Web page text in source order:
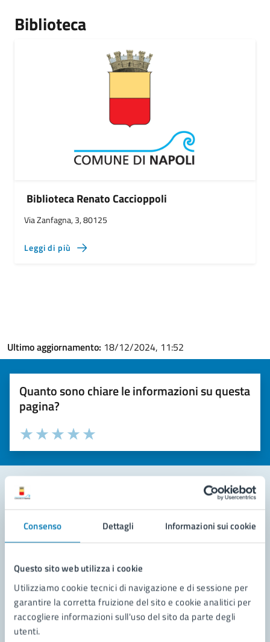
Consenso Dettagli Informazioni sui cookie
Questo sito web utilizza i cookie
Utilizziamo cookie tecnici di navigazione e di sessione per
garantire la corretta fruizione del sito e cookie analitici per
raccogliere informazioni sull'uso del sito da parte degli
utenti.
Biblioteca
Biblioteca Renato Caccioppoli
Via Zanfagna, 3, 80125
Leggi di più
Ultimo aggiornamento: 18/12/2024, 11:52
Quanto sono chiare le informazioni su questa
pagina?
Valuta la chiarezza delle informazioni (da 1 a 5 stelle)
Seleziona il numero di stelle per valutare la chiarezza delle
Valuta 5 stelle su 5
Valuta 4 stelle su 5
Valuta 3 stelle su 5
Valuta 2 stelle su 5
Valuta 1 stelle su 5
Leggi le domande frequenti
Richiedi assistenza
Prenota appuntamento
Problemi in città